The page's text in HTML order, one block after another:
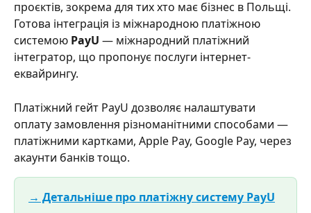
проєктів, зокрема для тих хто має бізнес в Польщі.
Готова інтеграція із міжнародною платіжною
системою PayU — міжнародний платіжний
інтегратор, що пропонує послуги інтернет-
еквайрингу.
Платіжний гейт PayU дозволяє налаштувати
оплату замовлення різноманітними способами —
платіжними картками, Apple Pay, Google Pay, через
акаунти банків тощо.
→ Детальніше про платіжну систему PayU